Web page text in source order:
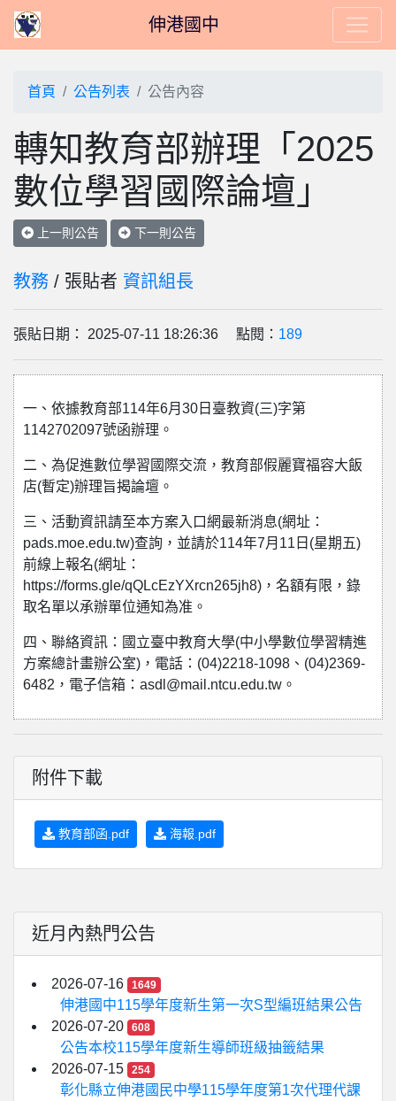
伸港國中
首頁 公告列表 公告內容
轉知教育部辦理「2025
數位學習國際論壇」
上一則公告 下一則公告
教務 / 張貼者 資訊組長
張貼日期： 2025-07-11 18:26:36 點閱： 189
一、依據教育部114年6月30日臺教資(三)字第
1142702097號函辦理。
二、為促進數位學習國際交流，教育部假麗寶福容大飯
店(暫定)辦理旨揭論壇。
三、活動資訊請至本方案入口網最新消息(網址：
pads.moe.edu.tw)查詢，並請於114年7月11日(星期五)
前線上報名(網址：
https://forms.gle/qQLcEzYXrcn265jh8)，名額有限，錄
取名單以承辦單位通知為准。
四、聯絡資訊：國立臺中教育大學(中小學數位學習精進
方案總計畫辦公室)，電話：(04)2218-1098、(04)2369-
6482，電子信箱：asdl@mail.ntcu.edu.tw。
附件下載
教育部函.pdf 海報.pdf
近月內熱門公告
2026-07-16 1649
伸港國中115學年度新生第一次S型編班結果公告
2026-07-20
608
公告本校115學年度新生導師班級抽籤結果
2026-07-15
254
彰化縣立伸港國民中學115學年度第1次代理代課